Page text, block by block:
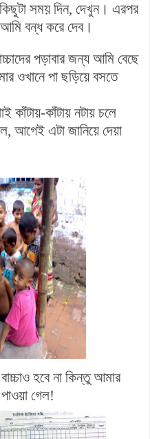
সময় দিন, দেখুন। এরপর
বন্ধ করে দেব।
পড়াবার জন্য আমি বেছে
ওখানে পা ছড়িয়ে বসতে
কাঁটায়-কাঁটায় নটায় চলে
এটা জানিয়ে দেয়া
হবে না কিন্তু আমার
গেল!